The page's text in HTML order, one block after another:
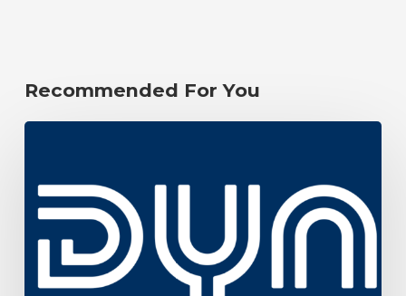
Recommended For You